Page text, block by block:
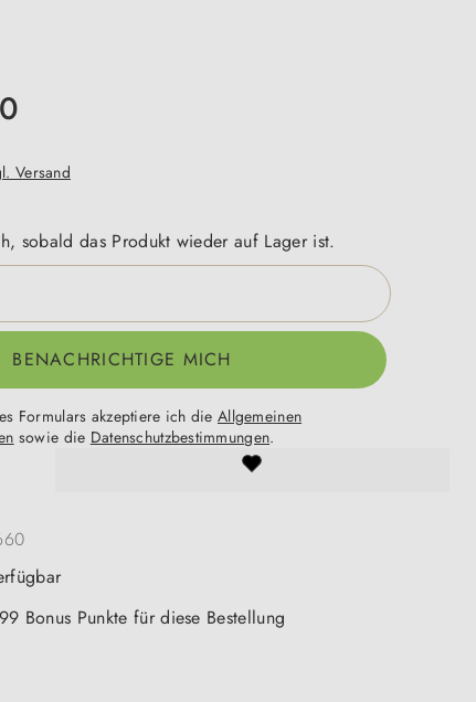
Versand
sobald das Produkt wieder auf Lager ist.
BENACHRICHTIGE MICH
Formulars akzeptiere ich die Allgemeinen
sowie die Datenschutzbestimmungen.
Bonus Punkte für diese Bestellung